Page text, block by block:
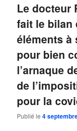
Le docteur
fait le bilan
éléments à
pour bien
l’arnaque
de
pour la
Publié le4